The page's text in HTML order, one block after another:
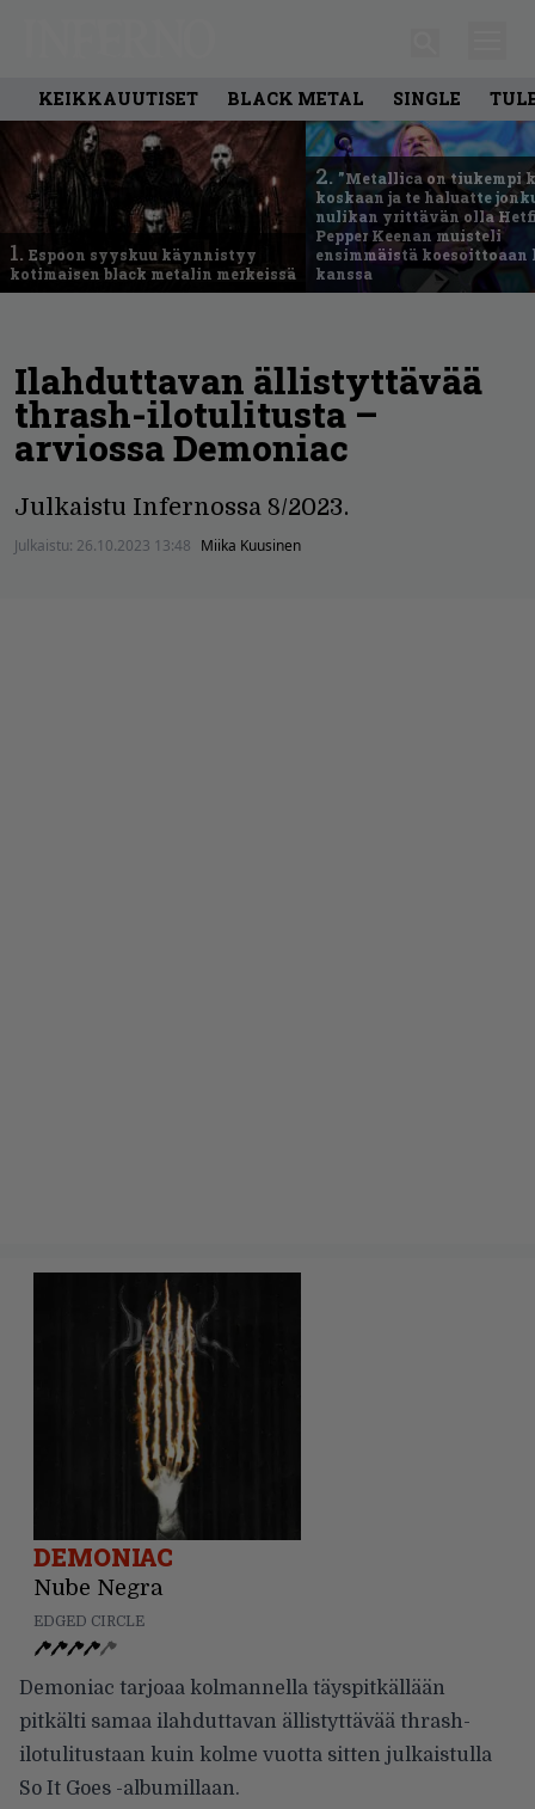
KEIKKAUUTISET BLACK METAL SINGLE
1. Espoon syyskuu käynnistyy
kotimaisen black metalin merkeissä
2. ”Metallica on tiukempi
koskaan ja te haluatte
nulikan yrittävän olla
Pepper Keenan muisteli
ensimmäistä
kanssa
Ilahduttavan ällistyttävää
thrash-ilotulitusta –
arviossa Demoniac
Julkaistu Infernossa 8/2023.
Julkaistu: 26.10.2023 13:48 Miika Kuusinen
DEMONIAC
Nube Negra
EDGED CIRCLE
Demoniac tarjoaa kolmannella täyspitkällään
pitkälti samaa ilahduttavan ällistyttävää thrash-
ilotulitustaan kuin kolme vuotta sitten julkaistulla
So It Goes -albumillaan.